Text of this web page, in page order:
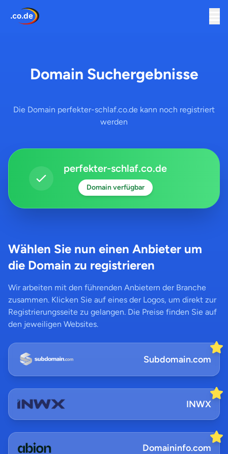
Domain Suchergebnisse
Die Domain perfekter-schlaf.co.de kann noch registriert
werden
perfekter-schlaf.co.de
Domain verfügbar
Wählen Sie nun einen Anbieter um
die Domain zu registrieren
Wir arbeiten mit den führenden Anbietern der Branche
zusammen. Klicken Sie auf eines der Logos, um direkt zur
Registrierungsseite zu gelangen. Die Preise finden Sie auf
den jeweiligen Websites.
Subdomain.com
INWX
Domaininfo.com